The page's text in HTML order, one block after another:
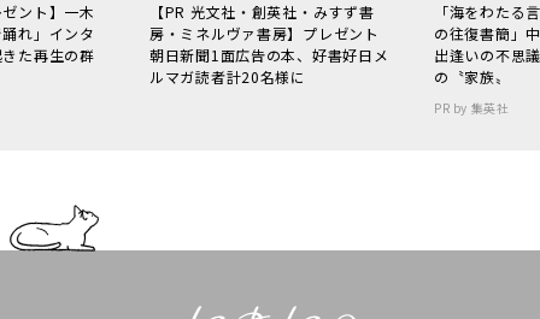
ント】一木
れ」インタ
た再生の群
【PR 光文社・創英社・みすず書
房・ミネルヴァ書房】プレゼント
朝日新聞1面広告の本、好書好日メ
ルマガ読者計20名様に
「海をわた
の往復書簡」
出逢いの不思
の〝家族〟
PR by 集英社